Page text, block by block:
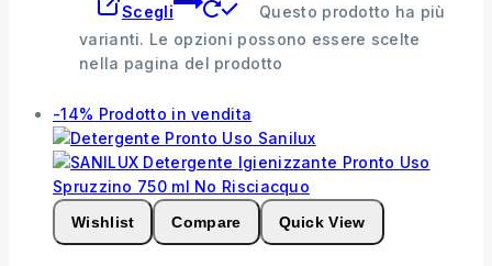
Scegli
Questo prodotto ha più
varianti. Le opzioni possono essere scelte
nella pagina del prodotto
-14% Prodotto in vendita
Wishlist Compare Quick View